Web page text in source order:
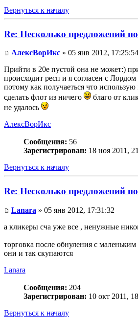
Вернуться к началу
Re: Несколько предложений
АлексВорИкс » 05 янв 2012, 17:25:54
Прийти в 20е пустой она не
происходит респ и я согласен с
потому как получаеться что
сделать флот из ничего
благо от
не удалось
АлексВорИкс
Сообщения: 56
Зарегистрирован: 18 ноя 2011,
Вернуться к началу
Re: Несколько предложений
Lanara » 05 янв 2012, 17:31:32
а кликеры сча уже все , ненужные
торговка после обнуления с
они и так скупаются
Lanara
Сообщения: 204
Зарегистрирован: 10 окт 2011,
Вернуться к началу